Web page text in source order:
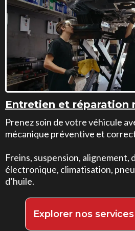
Entretien et réparation
Prenez soin de votre véhicule
mécanique préventive et
Freins, suspension, alignement,
électronique, climatisation,
d’huile.
Explorer nos